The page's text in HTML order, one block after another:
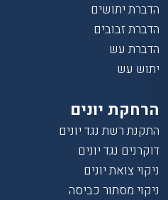
הדברת יתושים
הדברת זבובים
הדברת עש
יתוש עש
הרחקת יונים
התקנת רשת נגד יונים
דוקרנים נגד יונים
ניקוי צואת יונים
ניקוי מסתור כביסה